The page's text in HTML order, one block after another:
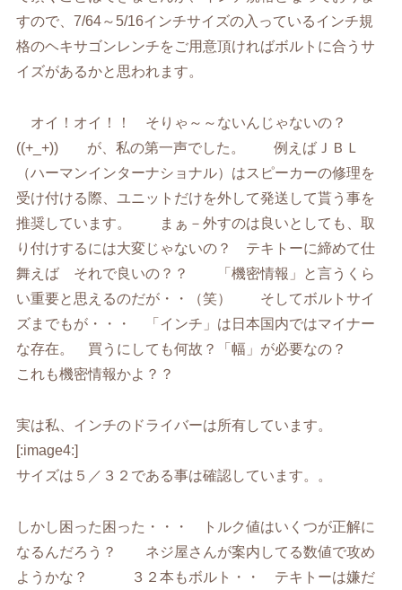
すので、7/64～5/16インチサイズの入っているインチ規
格のヘキサゴンレンチをご用意頂ければボルトに合うサ
イズがあるかと思われます。
オイ！オイ！！ そりゃ～～ないんじゃないの？
((+_+)) が、私の第一声でした。 例えばＪＢＬ
（ハーマンインターナショナル）はスピーカーの修理を
受け付ける際、ユニットだけを外して発送して貰う事を
推奨しています。 まぁ－外すのは良いとしても、取
り付けするには大変じゃないの？ テキトーに締めて仕
舞えば それで良いの？？ 「機密情報」と言うくら
い重要と思えるのだが・・（笑） そしてボルトサイ
ズまでもが・・・ 「インチ」は日本国内ではマイナー
な存在。 買うにしても何故？「幅」が必要なの？
これも機密情報かよ？？
実は私、インチのドライバーは所有しています。
[:image4:]
サイズは５／３２である事は確認しています。。
しかし困った困った・・・ トルク値はいくつが正解に
なるんだろう？ ネジ屋さんが案内してる数値で攻め
ようかな？ ３２本もボルト・・ テキトーは嫌だ